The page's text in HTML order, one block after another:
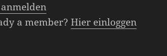
a member?Hier einloggen